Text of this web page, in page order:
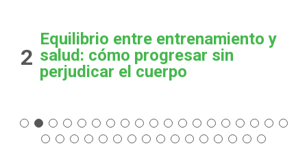
2
Equilibrio entre entrenamiento y
salud: cómo progresar sin
perjudicar el cuerpo